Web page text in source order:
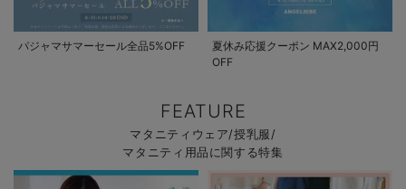
パジャマサマーセール全品5%OFF
夏休み応援クーポン MAX2,000円
OFF
FEATURE
マタニティウェア/授乳服/
マタニティ用品に関する特集